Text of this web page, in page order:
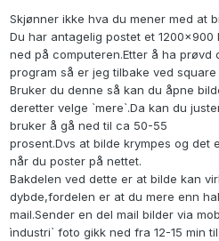
Skjønner ikke hva du mener med at
Du har antagelig postet et
ned på computeren.Etter å ha
program så er jeg tilbake ved square
Bruker du denne så kan du åpne
deretter velge `mere`.Da kan du
bruker å gå ned til ca 50-55
prosent.Dvs at bilde krympes og det
når du poster på nettet.
Bakdelen ved dette er at bilde kan
dybde,fordelen er at du mere enn
mail.Sender en del mail bilder via
ìndustri` foto gikk ned fra 12-15 min